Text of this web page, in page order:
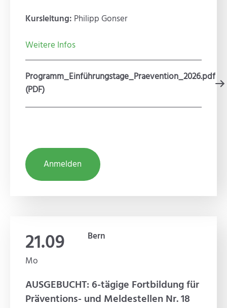
Kursleitung: Philipp Gonser
Weitere Infos
Programm_Einführungstage_Praevention_2026.pdf
(PDF)
Anmelden
21.09
Mo
Bern
AUSGEBUCHT: 6-tägige Fortbildung für
Präventions- und Meldestellen Nr. 18